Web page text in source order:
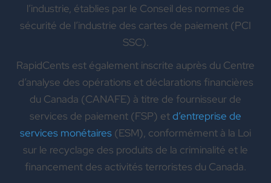
l’industrie, établies par le Conseil des normes de
sécurité de l’industrie des cartes de paiement (PCI
SSC).
RapidCents est également inscrite auprès du Centre
d’analyse des opérations et déclarations financières
du Canada (CANAFE) à titre de fournisseur de
services de paiement (FSP) etd’entreprise de
services monétaires (ESM), conformément à la Loi
sur le recyclage des produits de la criminalité et le
financement des activités terroristes du Canada.